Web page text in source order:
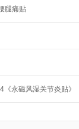
腿痛贴
永磁风湿关节炎贴》